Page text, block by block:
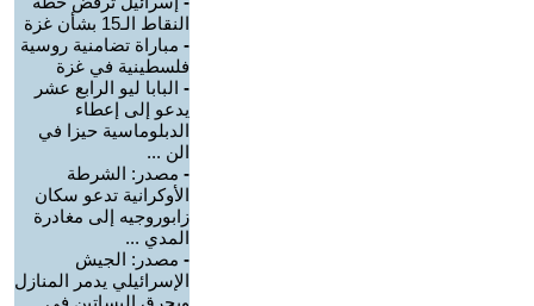
النقاط الـ15 بشأن غزة
- مباراة تضامنية روسية
فلسطينية في غزة
- البابا ليو الرابع عشر
يدعو إلى إعطاء
الدبلوماسية حيزا في
الن ...
- مصدر: الشرطة
الأوكرانية تدعو سكان
زابوروجيه إلى مغادرة
المدي ...
- مصدر: الجيش
الإسرائيلي يدمر المنازل
ويحرق البساتين في